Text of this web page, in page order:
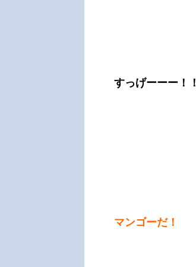
すっげーーー！！
マンゴーだ！